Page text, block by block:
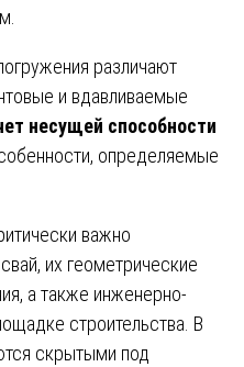
различают
и вдавливаемые
несущей способности
определяемые
важно
их геометрические
а также инженерно-
строительства. В
скрытыми под